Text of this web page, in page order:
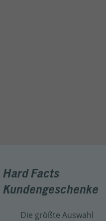
Hard Facts
Kundengeschenke
Die größte Auswahl